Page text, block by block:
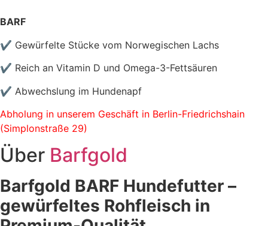
BARF
✔ Gewürfelte Stücke vom Norwegischen Lachs
✔ Reich an Vitamin D und Omega-3-Fettsäuren
✔ Abwechslung im Hundenapf
Abholung in unserem Geschäft in Berlin-Friedrichshain
(Simplonstraße 29)
Über Barfgold
Barfgold BARF Hundefutter –
gewürfeltes Rohfleisch in